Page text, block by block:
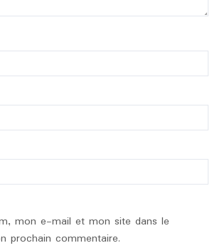
mon e-mail et mon site dans le
prochain commentaire.